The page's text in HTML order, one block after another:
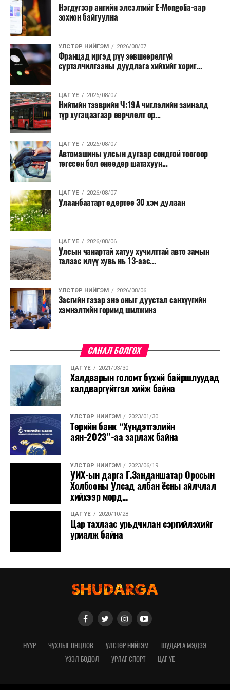
байгуулахгүй байх, төрийн албанд шинэ орон тоо бий
болгохгүй байх, эрчим хүчний хэрэглээг хэмнэх, хурал,
сургалтыг цахим хэлбэрт шилжүүлэх, төрийн албан
хаагчдыг зарим өдрүүдэд цахимаар ажиллуулах арга
хэмжээг үргэлжлүүлэхийг үүрэг болголоо.
Төсвийн сахилга бат сайжирч, эдийн засгийн нөхцөл
хязгаарлалтыг үе шаттайгаар сулруулах юм.
Нэгдүгээр ангийн элсэлтийг E-Mongolia-аар
зохион байгуулна
УЛСТӨР НИЙГЭМ 2026/08/07
Францад иргэд рүү зөвшөөрөлгүй
сурталчилгааны дуудлага хийхийг хориг...
ЦАГ ҮЕ 2026/08/07
Нийтийн тээврийн Ч:19А чиглэлийн замналд
түр хугацаагаар өөрчлөлт ор...
ЦАГ ҮЕ 2026/08/07
Автомашины улсын дугаар сондгой тоогоор
төгссөн бол өнөөдөр шатахуун...
ЦАГ ҮЕ 2026/08/07
Улаанбаатарт өдөртөө 30 хэм дулаан
ЦАГ ҮЕ 2026/08/06
Улсын чанартай хатуу хучилттай авто замын
талаас илүү хувь нь 13-аас...
УЛСТӨР НИЙГЭМ 2026/08/06
Засгийн газар энэ оныг дуустал санхүүгийн
хэмнэлтийн горимд шилжинэ
САНАЛ БОЛГОХ
ЦАГ ҮЕ 2021/03/30
Халдварын голомт бүхий байршлуудад
халдваргүйтгэл хийж байна
УЛСТӨР НИЙГЭМ 2023/01/30
Төрийн банк “Хүндэтгэлийн
аян-2023”-аа зарлаж байна
УЛСТӨР НИЙГЭМ 2023/06/19
УИХ-ын дарга Г.Занданшатар Оросын
Холбооны Улсад албан ёсны айлчлал
хийхээр морд...
ЦАГ ҮЕ 2020/10/28
Цар тахлаас урьдчилан сэргийлэхийг
уриалж байна
НҮҮР ЧУХЛЫГ ОНЦЛОВ УЛСТӨР НИЙГЭМ
ШУДАРГА МЭДЭЭ
ҮЗЭЛ БОДОЛ
УРЛАГ СПОРТ ЦАГ ҮЕ